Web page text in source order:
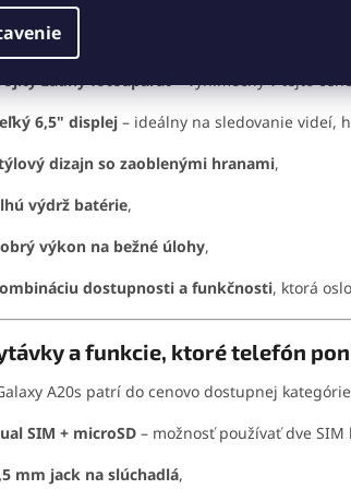
pri uvedení Galaxy A20s zdôrazňoval
zadný fotoaparát– výnimočný v tejto
6,5" displej – ideálny na sledovanie videí,
dizajn so zaoblenými hranami,
výdrž batérie,
výkon na bežné úlohy,
dostupnosti a funkčnosti, ktorá
a funkcie, ktoré telefón
A20s patrí do cenovo dostupnej
SIM + microSD – možnosť používať dve
mm jack na slúchadlá,